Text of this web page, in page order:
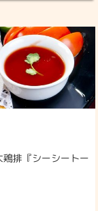
鶏排『シーシートー